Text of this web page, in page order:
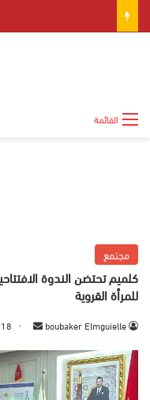
القائمة
مجتمع
كلميم تحتضن الندوة
للمرأة القروية
boubaker Elmguielle
س
ل
18 يونيو 2026